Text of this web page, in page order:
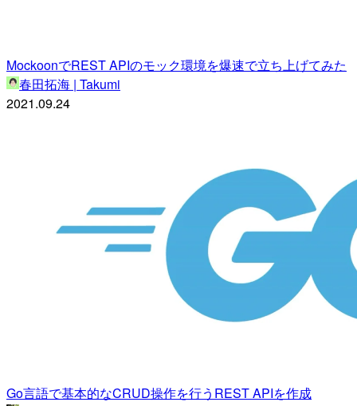
MockoonでREST APIのモック環境を爆速で立ち上げてみた
春田拓海 | Takumi
2021.09.24
Go言語で基本的なCRUD操作を行うREST APIを作成